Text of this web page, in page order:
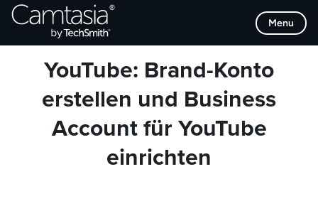
Direkt
zum
Menu
Browse Categories
YouTube: Brand-Konto
erstellen und Business
Account für YouTube
einrichten